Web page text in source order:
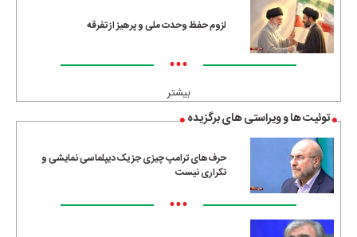
لزوم حفظ وحدت ملی و پرهیز از تفرقه
•••
بیشتر
توئیت ها و ویراستی های برگزیده
حرف‌های ترامپ چیزی جز یک دیپلماسی نمایشی و
تکراری نیست
•••